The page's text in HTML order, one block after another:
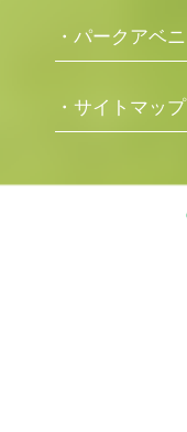
・パークアベ
・サイトマップ